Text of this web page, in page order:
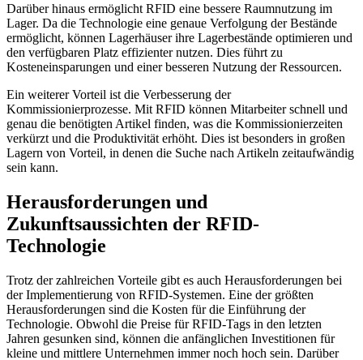
Darüber hinaus ermöglicht RFID eine bessere Raumnutzung im
Lager. Da die Technologie eine genaue Verfolgung der Bestände
ermöglicht, können Lagerhäuser ihre Lagerbestände optimieren und
den verfügbaren Platz effizienter nutzen. Dies führt zu
Kosteneinsparungen und einer besseren Nutzung der Ressourcen.
Ein weiterer Vorteil ist die Verbesserung der
Kommissionierprozesse. Mit RFID können Mitarbeiter schnell und
genau die benötigten Artikel finden, was die Kommissionierzeiten
verkürzt und die Produktivität erhöht. Dies ist besonders in großen
Lagern von Vorteil, in denen die Suche nach Artikeln zeitaufwändig
sein kann.
Herausforderungen und
Zukunftsaussichten der RFID-
Technologie
Trotz der zahlreichen Vorteile gibt es auch Herausforderungen bei
der Implementierung von RFID-Systemen. Eine der größten
Herausforderungen sind die Kosten für die Einführung der
Technologie. Obwohl die Preise für RFID-Tags in den letzten
Jahren gesunken sind, können die anfänglichen Investitionen für
kleine und mittlere Unternehmen immer noch hoch sein. Darüber